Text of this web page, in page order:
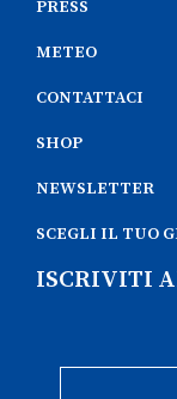
PRESS
METEO
CONTATTACI
SHOP
NEWSLETTER
SCEGLI IL TUO
ISCRIVITI